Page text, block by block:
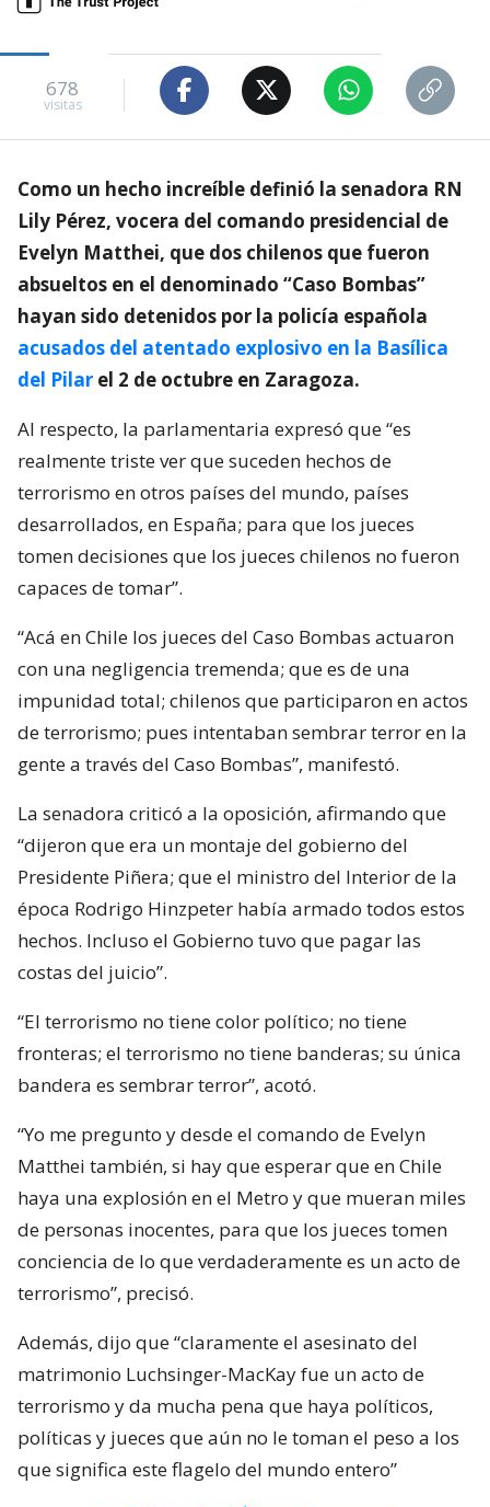
678
visitas
Como un hecho increíble definió la senadora RN
Lily Pérez, vocera del comando presidencial de
Evelyn Matthei, que dos chilenos que fueron
absueltos en el denominado “Caso Bombas”
hayan sido detenidos por la policía española
acusados del atentado explosivo en la Basílica
del Pilar el 2 de octubre en Zaragoza.
Al respecto, la parlamentaria expresó que “es
realmente triste ver que suceden hechos de
terrorismo en otros países del mundo, países
desarrollados, en España; para que los jueces
tomen decisiones que los jueces chilenos no fueron
capaces de tomar”.
“Acá en Chile los jueces del Caso Bombas actuaron
con una negligencia tremenda; que es de una
impunidad total; chilenos que participaron en actos
de terrorismo; pues intentaban sembrar terror en la
gente a través del Caso Bombas”, manifestó.
La senadora criticó a la oposición, afirmando que
“dijeron que era un montaje del gobierno del
Presidente Piñera; que el ministro del Interior de la
época Rodrigo Hinzpeter había armado todos estos
hechos. Incluso el Gobierno tuvo que pagar las
costas del juicio”.
“El terrorismo no tiene color político; no tiene
fronteras; el terrorismo no tiene banderas; su única
bandera es sembrar terror”, acotó.
“Yo me pregunto y desde el comando de Evelyn
Matthei también, si hay que esperar que en Chile
haya una explosión en el Metro y que mueran miles
de personas inocentes, para que los jueces tomen
conciencia de lo que verdaderamente es un acto de
terrorismo”, precisó.
Además, dijo que “claramente el asesinato del
matrimonio Luchsinger-MacKay fue un acto de
terrorismo y da mucha pena que haya políticos,
políticas y jueces que aún no le toman el peso a los
que significa este flagelo del mundo entero”